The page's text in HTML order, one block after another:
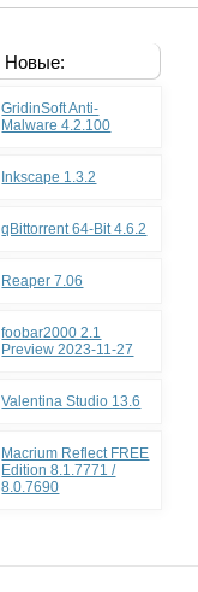
Новые:
GridinSoft Anti-
Malware 4.2.100
Inkscape 1.3.2
qBittorrent 64-Bit 4.6.2
Reaper 7.06
foobar2000 2.1
Preview 2023-11-27
Valentina Studio 13.6
Macrium Reflect FREE
Edition 8.1.7771 /
8.0.7690